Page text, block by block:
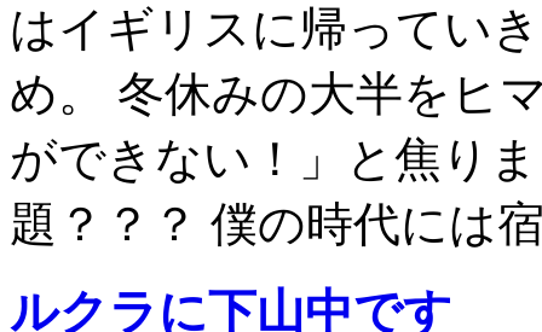
はイギリスに帰ってい
め。 冬休みの大半をヒ
ができない！」と焦り
題？？？ 僕の時代には
ルクラに下山中です